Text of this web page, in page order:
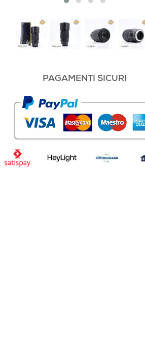
PAGAMENTI SICURI